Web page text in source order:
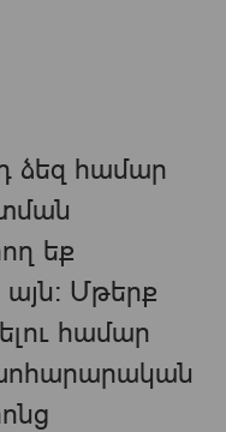
ձեզ համար
եք
այն: Մթերք
համար